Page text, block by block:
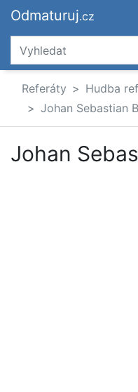
Odmaturuj.cz
Referáty
Hudba
Johan Sebastian
Johan